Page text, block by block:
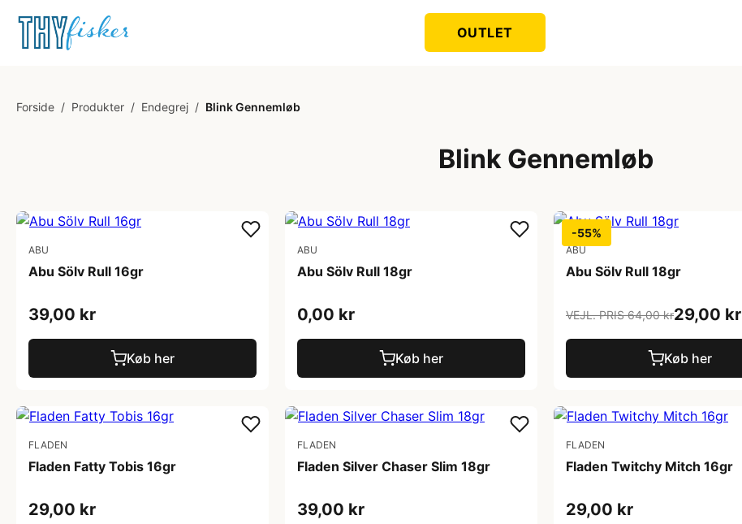
OUTLET
Forside / Produkter / Endegrej / Blink Gennemløb
Blink Gennemløb
ABU
Abu Sölv Rull 16gr
39,00 kr
Køb her
ABU
Abu Sölv Rull 18gr
0,00 kr
Køb her
-55%
ABU
Abu Sölv Rull 18gr
VEJL. PRIS 64,00 kr29,00 kr
Køb her
FLADEN
Fladen Fatty Tobis 16gr
29,00 kr
FLADEN
Fladen Silver Chaser Slim 18gr
39,00 kr
FLADEN
Fladen Twitchy Mitch 16gr
29,00 kr